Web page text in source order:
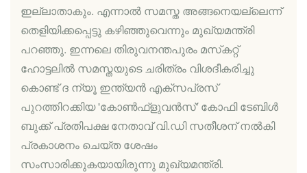
ഇല്ലാതാകും. എന്നാൽ സമസ്ത അങ്ങനെയല്ലെന്ന്
തെളിയിക്കപ്പെട്ടു കഴിഞ്ഞുവെന്നും മുഖ്യമന്ത്രി
പറഞ്ഞു. ഇന്നലെ തിരുവനന്തപുരം മസ്‌കറ്റ്
ഹോട്ടലിൽ സമസ്തയുടെ ചരിത്രം വിശദീകരിച്ചു
കൊണ്ട് ദ ന്യൂ ഇന്ത്യൻ എക്‌സപ്രസ്
പുറത്തിറക്കിയ 'കോൺഫ്‌ളുവൻസ്' കോഫി ടേബിൾ
ബുക്ക് പ്രതിപക്ഷ നേതാവ് വി.ഡി സതീശന് നൽകി
പ്രകാശനം ചെയ്ത ശേഷം
സംസാരിക്കുകയായിരുന്നു മുഖ്യമന്ത്രി.